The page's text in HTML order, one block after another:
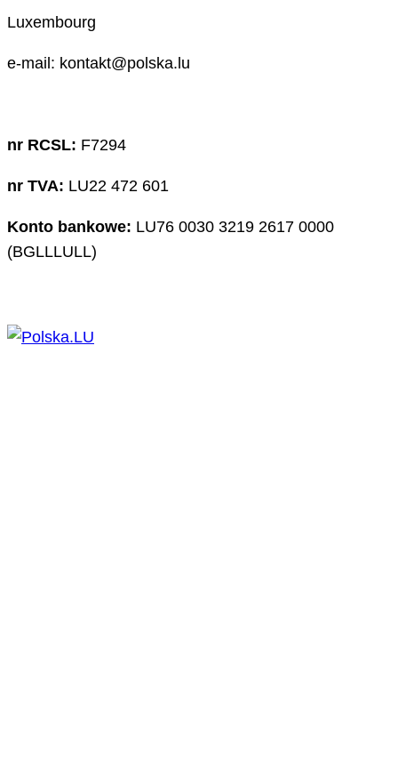
Luxembourg
e-mail: kontakt@polska.lu
nr RCSL: F7294
nr TVA: LU22 472 601
Konto bankowe: LU76 0030 3219 2617 0000
(BGLLLULL)